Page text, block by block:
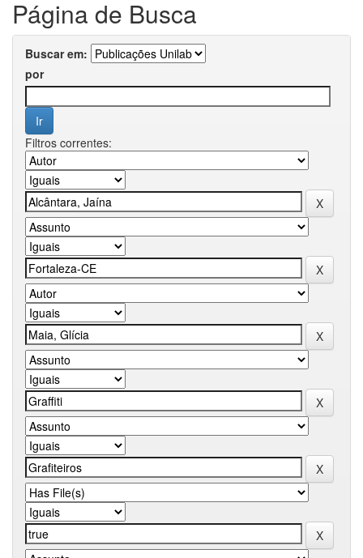
Página de Busca
Buscar em:
por
Filtros correntes: